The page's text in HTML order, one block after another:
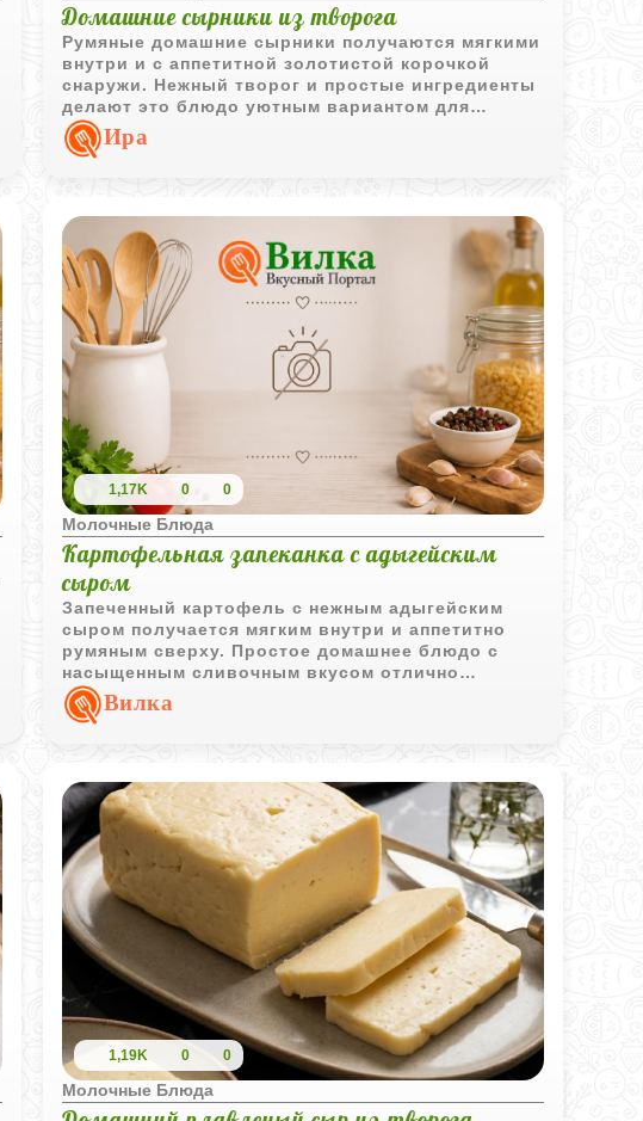
Домашние сырники из творога
Румяные домашние сырники получаются мягкими
внутри и с аппетитной золотистой корочкой
снаружи. Нежный творог и простые ингредиенты
делают это блюдо уютным вариантом для
завтрака или десерта.
Ира
1,17K 0 0
Молочные Блюда
Картофельная запеканка с адыгейским
сыром
Запеченный картофель с нежным адыгейским
сыром получается мягким внутри и аппетитно
румяным сверху. Простое домашнее блюдо с
насыщенным сливочным вкусом отлично
подходит для семейного ужина.
Вилка
1,19K 0 0
Молочные Блюда